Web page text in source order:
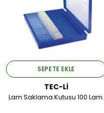
SEPETE EKLE
TEC-Lİ
Lam Saklama Kutusu 100 Lam.